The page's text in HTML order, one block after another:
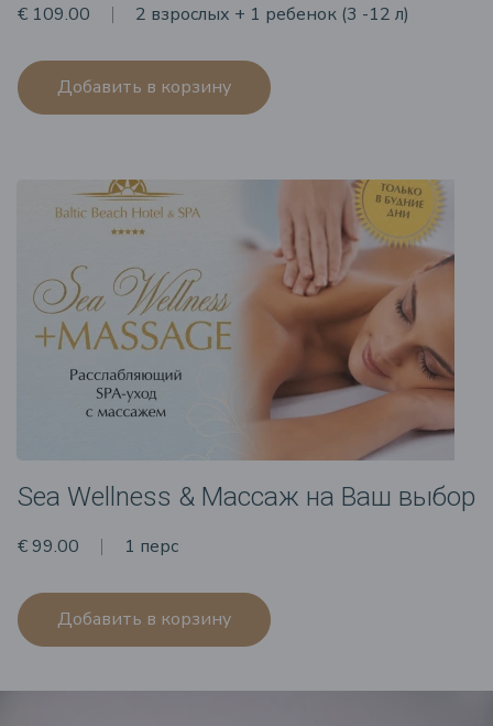
€ 109.00 2 взрослых + 1 ребенок (3 -12 л)
Добавить в корзину
Sea Wellness & Массаж на Ваш выбор
€ 99.00 1 перс
Добавить в корзину